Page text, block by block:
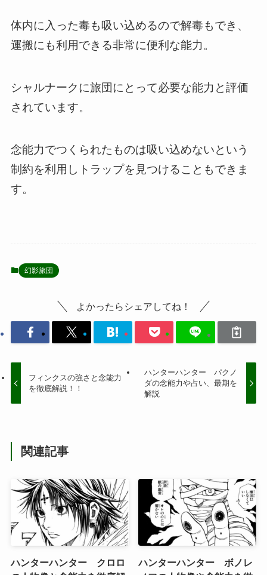
体内に入った毒も吸い込めるので解毒もでき、
運搬にも利用できる非常に便利な能力。
シャルナークに旅団にとって必要な能力と評価
されています。
念能力でつくられたものは吸い込めないという
制約を利用しトラップを見つけることもできま
す。
幻影旅団
よかったらシェアしてね！
フィンクスの強さと念能力
を徹底解説！！
ハンターハンター パクノ
ダの念能力や占い、最期を
解説
関連記事
ハンターハンター クロロ
ハンターハンター ボノレ